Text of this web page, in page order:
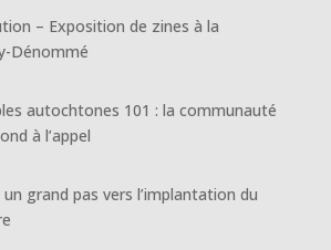
– Exposition de zines à la
Dénommé
autochtones 101 : la communauté
à l’appel
un grand pas vers l’implantation du